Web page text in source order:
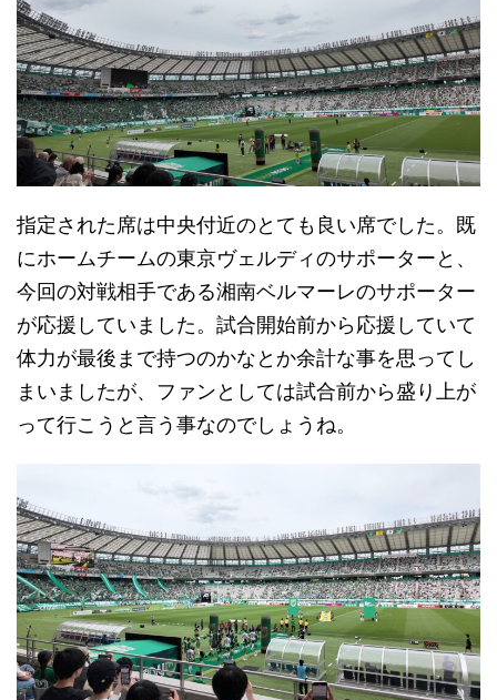
指定された席は中央付近のとても良い席でした。既
にホームチームの東京ヴェルディのサポーターと、
今回の対戦相手である湘南ベルマーレのサポーター
が応援していました。試合開始前から応援していて
体力が最後まで持つのかなとか余計な事を思ってし
まいましたが、ファンとしては試合前から盛り上が
って行こうと言う事なのでしょうね。